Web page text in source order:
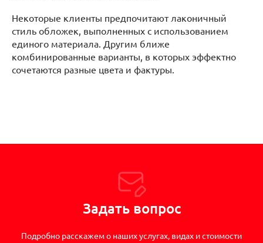
Некоторые клиенты предпочитают лаконичный
стиль обложек, выполненных с использованием
единого материала. Другим ближе
комбинированные варианты, в которых эффектно
сочетаются разные цвета и фактуры.
Задать вопрос
Подробно расскажем о наших услугах, видах и стоимости